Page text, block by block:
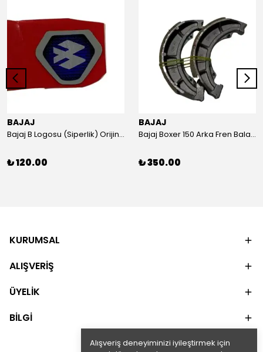
Alışveriş deneyiminizi iyileştirmek için
BAJAJ
Bajaj B Logosu (Siperlik) Orijinal
₺ 120.00
BAJAJ
Bajaj Boxer 150 Arka Fren Balatası Orijinal
₺ 350.00
KURUMSAL
ALIŞVERİŞ
ÜYELİK
BİLGİ